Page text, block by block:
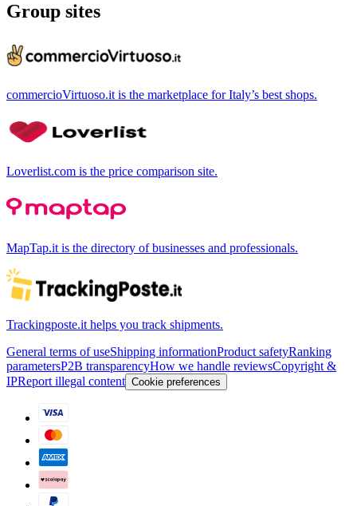
Group sites
commercioVirtuoso.it is the marketplace for Italy’s best shops.
Loverlist.com is the price comparison site.
MapTap.it is the directory of businesses and professionals.
Trackingposte.it helps you track shipments.
General terms of useShipping informationProduct safetyRanking
parametersP2B transparencyHow we handle reviewsCopyright &
IPReport illegal content Cookie preferences